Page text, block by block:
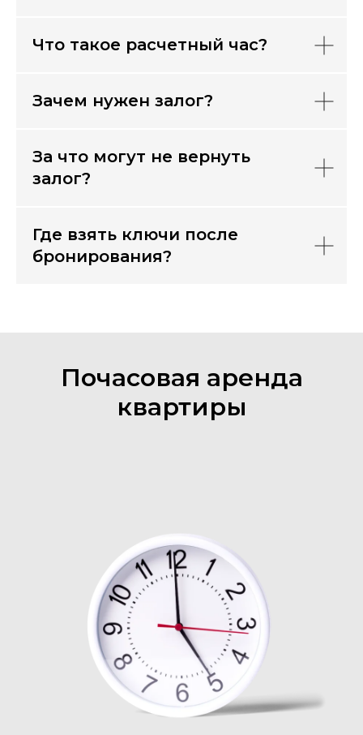
Что такое расчетный час?
Зачем нужен залог?
За что могут не вернуть
залог?
Где взять ключи после
бронирования?
Почасовая аренда
квартиры